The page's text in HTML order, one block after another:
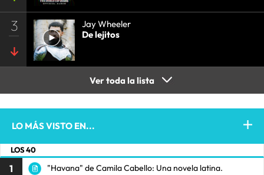
3
Jay Wheeler
De lejitos
Ver toda la lista
LO MÁS VISTO EN...
LOS 40
1 "Havana" de Camila Cabello: Una novela latina.